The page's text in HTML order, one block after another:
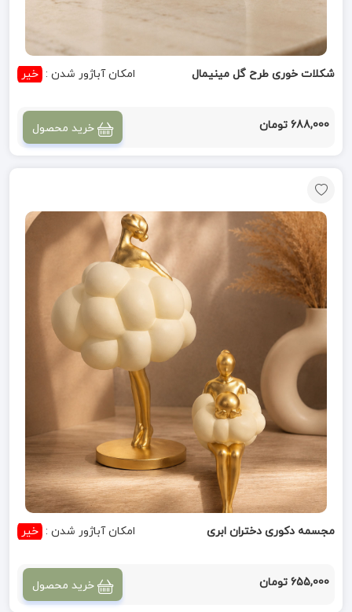
شکلات خوری طرح گل مینیمال امکان آباژور شدن : خیر
688,000 تومان خرید محصول
مجسمه دکوری دختران ابری امکان آباژور شدن : خیر
655,000 تومان خرید محصول